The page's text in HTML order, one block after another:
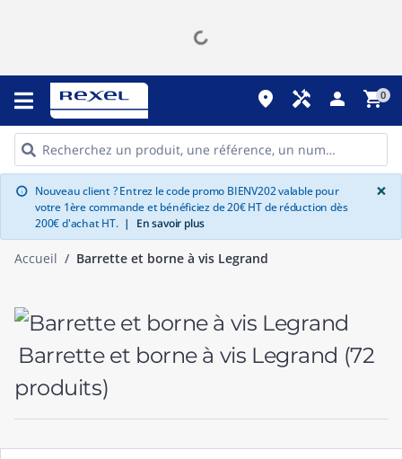
place handyman person shopping_cart0
info Nouveau client ? Entrez le code promo BIENV202 valable pour
votre 1ère commande et bénéficiez de 20€ HT de réduction dès
200€ d'achat HT. | En savoir plus
×
Accueil Barrette et borne à vis Legrand
Barrette et borne à vis Legrand (72
produits)